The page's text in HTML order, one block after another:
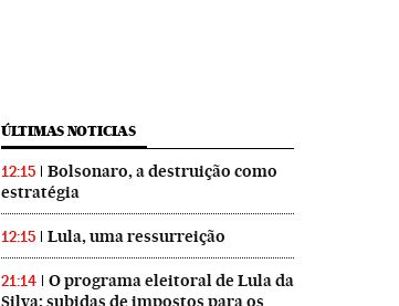
ÚLTIMAS NOTICIAS
12:15
Bolsonaro, a destruição como
estratégia
12:15 Lula, uma ressurreição
21:14
O programa eleitoral de Lula da
Silva: subidas de impostos para os